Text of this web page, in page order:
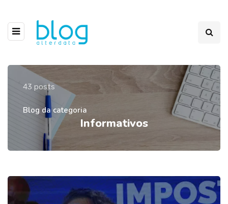
43 posts
Blog da categoria
Informativos